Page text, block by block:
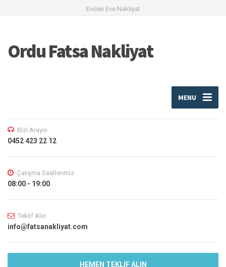
Evden Eve Nakliyat
Ordu Fatsa Nakliyat
MENU
Bizi Arayın
0452 423 22 12
Çalışma Saatlerimiz
08:00 - 19:00
Teklif Alın
info@fatsanakliyat.com
HEMEN TEKLİF ALIN